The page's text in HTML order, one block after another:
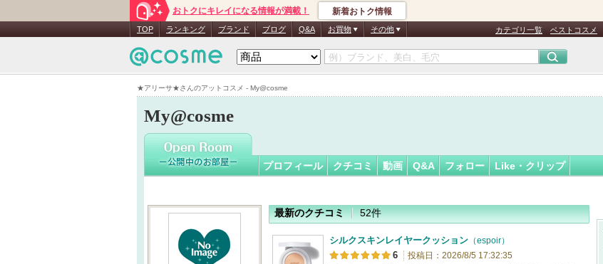
★アリーサ★さんのアットコスメ - My@cosme
おトクにキレイになる情報が満載！ 新着おトク情報
TOP ランキング ブランド ブログ Q&A お買物 その他 カテゴリ一覧 ベストコスメ
My@cosme
★アリーサ★さん
認
証
プロフィール クチコミ 動画 Q&A フォロー Like・クリップ
最新のクチコミ 52件
シルクスキンレイヤークッション （espoir）
6 投稿日：2026/8/5 17:32:35